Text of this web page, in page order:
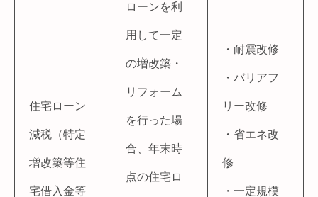
住宅ローン
減税（特定
増改築等住
宅借入金等
ローンを利
用して一定
の増改築・
リフォーム
を行った場
合、年末時
点の住宅ロ
・耐震改修
・バリアフ
リー改修
・省エネ改
修
・一定規模